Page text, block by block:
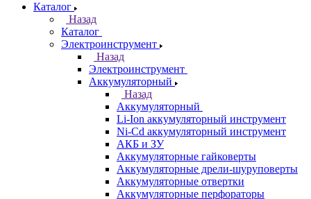
Каталог
Назад
Каталог
Электроинструмент
Назад
Электроинструмент
Аккумуляторный
Назад
Аккумуляторный
Li-Ion аккумуляторный инструмент
Ni-Cd аккумуляторный инструмент
АКБ и ЗУ
Аккумуляторные гайковерты
Аккумуляторные дрели-шуруповерты
Аккумуляторные отвертки
Аккумуляторные перфораторы